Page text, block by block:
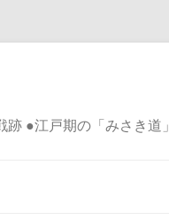
●江戸期の「みさき道」